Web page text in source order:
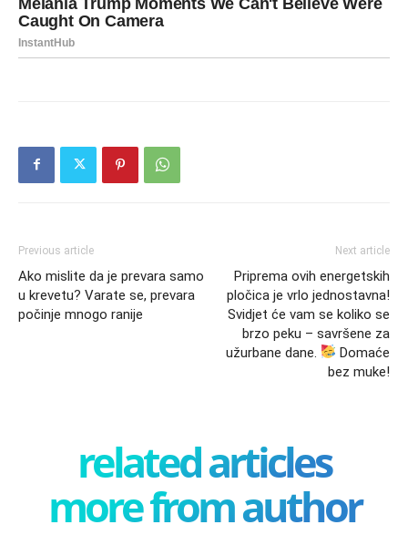
Previous article
Ako mislite da je prevara samo
u krevetu? Varate se, prevara
počinje mnogo ranije
Next article
Priprema ovih energetskih
pločica je vrlo jednostavna!
Svidjet će vam se koliko se
brzo peku – savršene za
užurbane dane.
Domaće
bez muke!
related articles
more from author